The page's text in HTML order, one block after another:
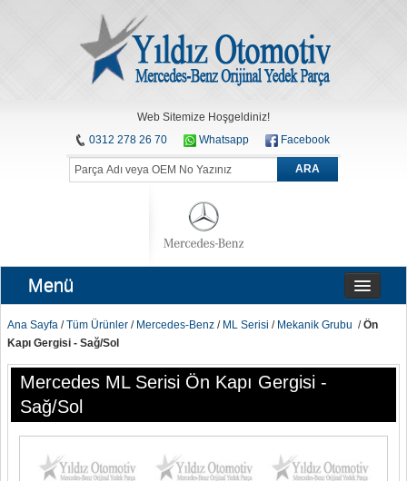
Web Sitemize Hoşgeldiniz!
0312 278 26 70
Whatsapp Facebook
ARA
Menü
Ana Sayfa /Tüm Ürünler / Mercedes-Benz / ML Serisi / Mekanik Grubu /Ön
Kapı Gergisi - Sağ/Sol
Mercedes ML Serisi Ön Kapı Gergisi -
Sağ/Sol